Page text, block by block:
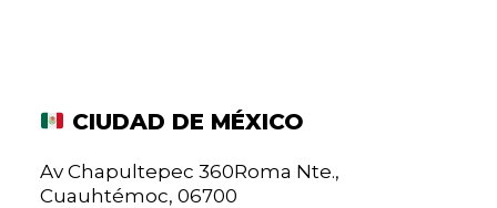
CIUDAD DE MÉXICO
Av Chapultepec 360Roma Nte.,
Cuauhtémoc, 06700